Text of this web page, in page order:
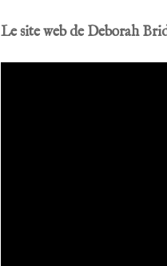
Le site web de Deborah